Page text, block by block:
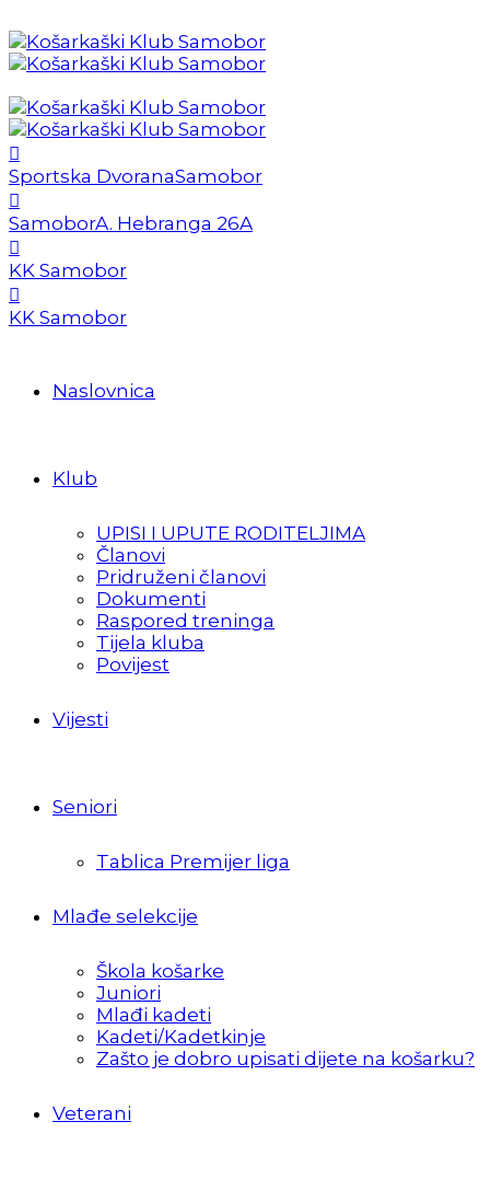
Sportska DvoranaSamobor
SamoborA. Hebranga 26A
KK Samobor
KK Samobor
Naslovnica
Klub
UPISI I UPUTE RODITELJIMA
Članovi
Pridruženi članovi
Dokumenti
Raspored treninga
Tijela kluba
Povijest
Vijesti
Seniori
Tablica Premijer liga
Mlađe selekcije
Škola košarke
Juniori
Mlađi kadeti
Kadeti/Kadetkinje
Zašto je dobro upisati dijete na košarku?
Veterani